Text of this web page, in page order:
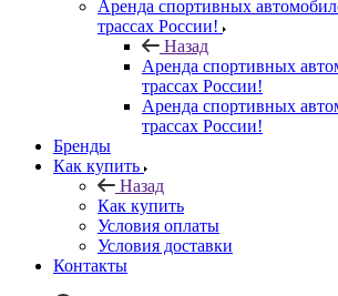
Аренда спортивных
трассах России!
Назад
Аренда спортивных
трассах России!
Аренда спортивных
трассах России!
Бренды
Как купить
Назад
Как купить
Условия оплаты
Условия доставки
Контакты